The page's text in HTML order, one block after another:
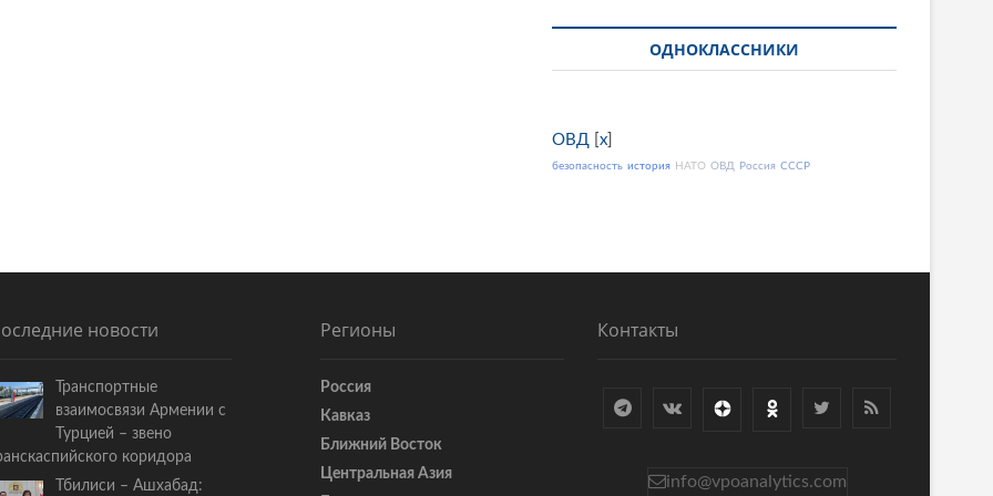
ОДНОКЛАССНИКИ
ОВД x
безопасность история НАТО ОВД Россия СССР
новости
Транспортные
взаимосвязи Армении с
Турцией – звено
коридора
Тбилиси – Ашхабад:
Регионы
Россия
Кавказ
Ближний Восток
Центральная Азия
Контакты
info@vpoanalytics.com